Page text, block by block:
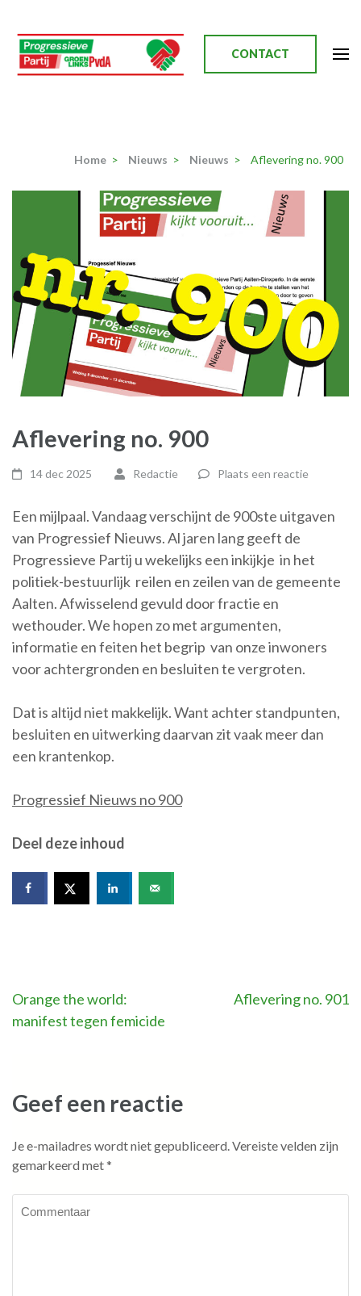
naar
inhoud
(Druk
CONTACT
Home > Nieuws > Nieuws > Aflevering no. 900
Aflevering no. 900
14 dec 2025 Redactie Plaats een reactie
Een mijlpaal. Vandaag verschijnt de 900ste uitgaven
van Progressief Nieuws. Al jaren lang geeft de
Progressieve Partij u wekelijks een inkijkje in het
politiek-bestuurlijk reilen en zeilen van de gemeente
Aalten. Afwisselend gevuld door fractie en
wethouder. We hopen zo met argumenten,
informatie en feiten het begrip van onze inwoners
voor achtergronden en besluiten te vergroten.
Dat is altijd niet makkelijk. Want achter standpunten,
besluiten en uitwerking daarvan zit vaak meer dan
een krantenkop.
Progressief Nieuws no 900
Deel deze inhoud
Bericht
navigatie
Orange the world:
manifest tegen femicide
Aflevering no. 901
Geef een reactie
Je e-mailadres wordt niet gepubliceerd. Vereiste velden zijn
gemarkeerd met*